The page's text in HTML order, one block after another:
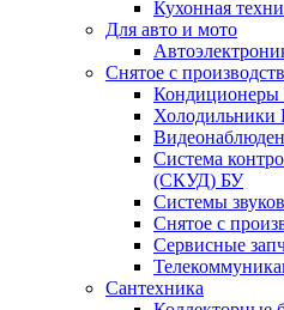
Кухонная
Для авто и мото
Снятое с
Кондиционеры
Холодильники
Система
(СКУД) БУ
Системы
Снятое с
Сервисные
Сантехника